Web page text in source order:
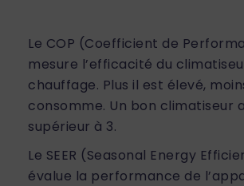
Le COP (Coefficient de
mesure l’efficacité du
chauffage. Plus il est élevé,
consomme. Un bon climatiseur
supérieur à 3.
Le SEER (Seasonal Energy
évalue la performance de